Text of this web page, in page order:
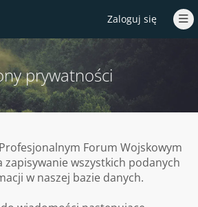
Zaloguj się
prywatności
Forum Wojskowym
zapisywanie wszystkich podanych
w naszej bazie danych.